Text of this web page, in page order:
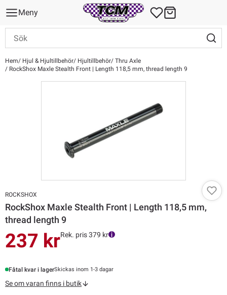
Meny
Hem Hjul & Hjultillbehör Hjultillbehör Thru Axle
RockShox Maxle Stealth Front | Length 118,5 mm, thread length 9
ROCKSHOX
RockShox Maxle Stealth Front | Length 118,5 mm,
thread length 9
237 krRek. pris 379 kr
Fåtal kvar i lagerSkickas inom 1-3 dagar
Se om varan finns i butik